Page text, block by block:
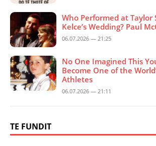
Who Performed at Taylor
Kelce’s Wedding? Paul
06.07.2026 — 21:25
No One Imagined This
Become One of the
Athletes
06.07.2026 — 21:11
TE FUNDIT